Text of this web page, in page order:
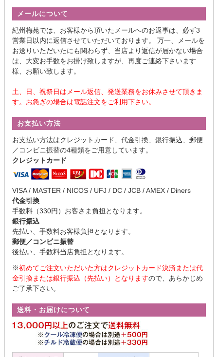
メールについて
紀州梅苑では、お客様から頂いたメールへのお返事は、必ず3
営業日以内に返信させていただいております。 万一、メールを
お送りいただいたにも関わらず、当店より返信が届かない場合
は、大変お手数をお掛け致しますが、再度ご連絡下さいます
様、お願い致します。
土、日、祝祭日はメール返信、発送業務をお休みさせて頂きま
す。お急ぎの場合は電話注文をご利用下さい。
お支払い方法
お支払い方法はクレジットカード、代金引換、銀行振込、郵便
／コンビニ振替の4種類をご用意しています。
クレジットカード
VISA / MASTER / NICOS / UFJ / DC / JCB / AMEX / Diners
代金引換
手数料（330円）お客さま負担となります。
銀行振込
先払い、手数料お客様負担となります。
郵便／コンビニ振替
後払い、手数料当店負担となります。
※初めてご注文いただいた方はクレジットカード決済または代
金引換または銀行振込（先払い）となりますので、あらかじめ
ご了承下さい。
送料・お届けについて